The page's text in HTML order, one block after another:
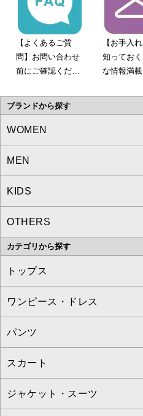
【よくあるご質
問】お問い合わせ
前にご確認くださ
【お手入れ
知ってお
な情報満載
ブランドから探す
WOMEN
a.v.v
MICHEL KLEIN
MK MICHEL KLEIN
OFUON le MK
MEN
a.v.v
MICHEL KLEIN HOMME
MK MICHEL KLEIN
KIDS
a.v.v
OTHERS
MK MICHEL KLEIN BAG
カテゴリから探す
トップス
すべてのトップス
カットソー・Tシャツ
ブラウス・シャツ
ニット・セーター
ワンピース・ドレス
すべてのワンピース・ドレ
ワンピース
ドレス
パンツ
すべてのパンツ
フルレングスパンツ
スカート
すべてのスカート
ジャケット・スーツ